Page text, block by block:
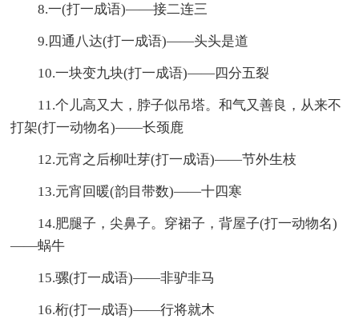
8.一(打一成语)——接二连三
9.四通八达(打一成语)——头头是道
10.一块变九块(打一成语)——四分五裂
11.个儿高又大，脖子似吊塔。和气又善良，从来不
打架(打一动物名)——长颈鹿
12.元宵之后柳吐芽(打一成语)——节外生枝
13.元宵回暖(韵目带数)——十四寒
14.肥腿子，尖鼻子。穿裙子，背屋子(打一动物名)
——蜗牛
15.骡(打一成语)——非驴非马
16.桁(打一成语)——行将就木